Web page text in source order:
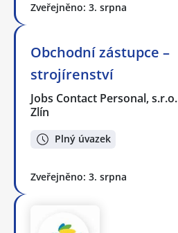
Zveřejněno: 3. srpna
Obchodní zástupce –
strojírenství
Jobs Contact Personal, s.r.o.
Zlín
Plný úvazek
Zveřejněno: 3. srpna